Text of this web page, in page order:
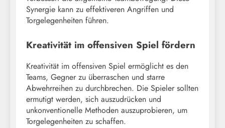
Synergie kann zu effektiveren Angriffen und
Torgelegenheiten führen.
Kreativität im offensiven Spiel fördern
Kreativität im offensiven Spiel ermöglicht es den
Teams, Gegner zu überraschen und starre
Abwehrreihen zu durchbrechen. Die Spieler sollten
ermutigt werden, sich auszudrücken und
unkonventionelle Methoden auszuprobieren, um
Torgelegenheiten zu schaffen.